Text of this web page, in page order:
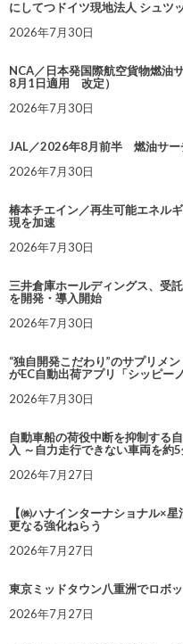
にしてつドイツ現地法人 シュツ
2026年7月30日
NCA／日本発国際航空貨物燃油
8月1日適用 改定）
2026年7月30日
JAL／2026年8月前半 燃油サー
2026年7月30日
椿本チエイン／再生可能エネル
現を加速
2026年7月30日
三井倉庫ホールディングス、受
を開発・導入開始
2026年7月30日
“独自開発こだわり”のサプリメ
がEC自動出荷アプリ「シッピー
2026年7月30日
自動車船の荷役中断を抑制する
入 ～自力走行できない車両を約
2026年7月27日
【㈱ハナインターナショナル×
更なる強化ねらう
2026年7月27日
東京ミッドタウン八重洲でロボ
2026年7月27日